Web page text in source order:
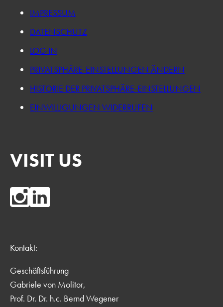
IMPRESSUM
DATENSCHUTZ
LOG IN
PRIVATSPHÄRE-EINSTELLUNGEN ÄNDERN
HISTORIE DER PRIVATSPHÄRE-EINSTELLUNGEN
EINWILLIGUNGEN WIDERRUFEN
VISIT US
Kontakt:
Geschäftsführung
Gabriele von Molitor,
Prof. Dr. Dr. h.c. Bernd Wegener